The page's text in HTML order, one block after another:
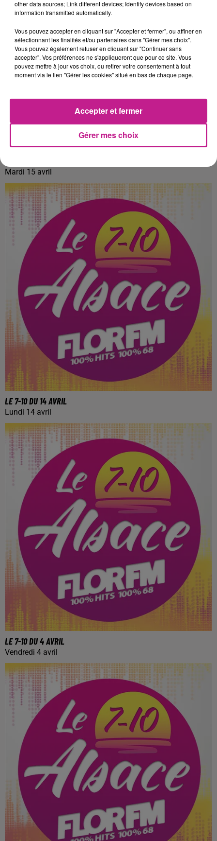
Mardi 15 avril
LE 7-10 DU 14 AVRIL
Lundi 14 avril
LE 7-10 DU 4 AVRIL
Vendredi 4 avril
other data sources; Link different devices; Identify devices based on
information transmitted automatically.
Vous pouvez accepter en cliquant sur "Accepter et fermer", ou affiner en
sélectionnant les finalités et/ou partenaires dans "Gérer mes choix".
Vous pouvez également refuser en cliquant sur "Continuer sans
accepter". Vos préférences ne s'appliqueront que pour ce site. Vous
pouvez mettre à jour vos choix, ou retirer votre consentement à tout
moment via le lien "Gérer les cookies" situé en bas de chaque page.
Gérer mes choix
Accepter et fermer